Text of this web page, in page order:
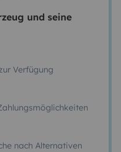
und seine
Verfügung
nach Alternativen